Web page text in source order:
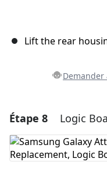
Lift the rear
Demander
Ajouter un
Étape 8 Logic